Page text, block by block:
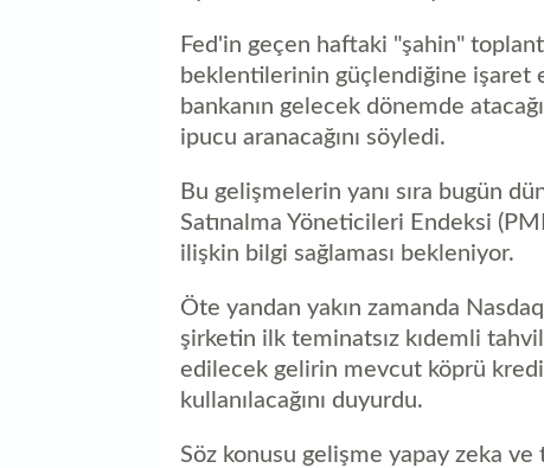
Fed'in geçen haftaki "şahin"
beklentilerinin güçlendiğine işaret
bankanın gelecek dönemde
ipucu aranacağını söyledi.
Bu gelişmelerin yanı sıra bugün
Satınalma Yöneticileri Endeksi
ilişkin bilgi sağlaması bekleniyor.
Öte yandan yakın zamanda
şirketin ilk teminatsız kıdemli tahvil
edilecek gelirin mevcut köprü
kullanılacağını duyurdu.
Söz konusu gelişme yapay zeka